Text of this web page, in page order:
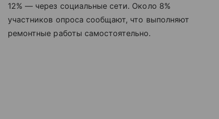
12% — через социальные сети. Около 8%
участников опроса сообщают, что выполняют
ремонтные работы самостоятельно.